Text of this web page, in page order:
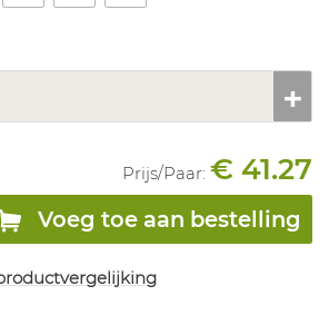
Prijs/Paar: € 41.27
Voeg toe aan bestelling